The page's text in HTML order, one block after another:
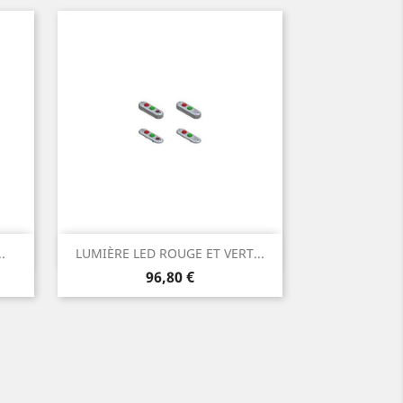
LUMIÈRE LED ROUGE ET VERT...
Prix
96,80 €
 Aperçu rapide